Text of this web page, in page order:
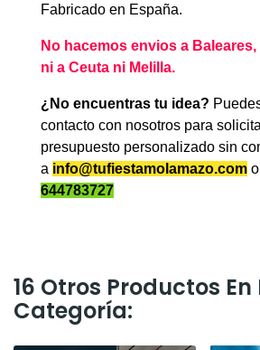
Fabricado en España.
No hacemos envios a
ni a Ceuta ni Melilla.
¿No encuentras tu idea?
contacto con nosotros para
presupuesto personalizado sin
a info@tufiestamolamazo.com
644783727
16 Otros Productos
Categoría: